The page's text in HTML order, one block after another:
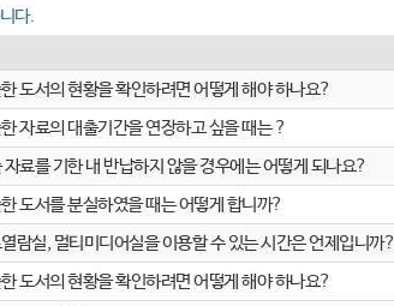
다.
도서의 현황을 확인하려면 어떻게 해야 하나요?
자료의 대출기간을 연장하고 싶을 때는 ?
자료를 기한 내 반납하지 않을 경우에는 어떻게 되나요?
도서를 분실하였을 때는 어떻게 합니까?
람실, 멀티미디어실을 이용할 수 있는 시간은 언제입니까?
도서의 현황을 확인하려면 어떻게 해야 하나요?